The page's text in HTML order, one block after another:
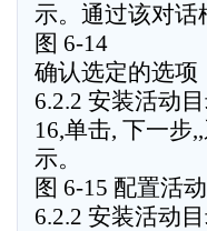
示。通过该对话
图 6-14
确认选定的选项
6.2.2 安装活动目
16,单击, 下一步
示。
图 6-15 配置活
6.2.2 安装活动目